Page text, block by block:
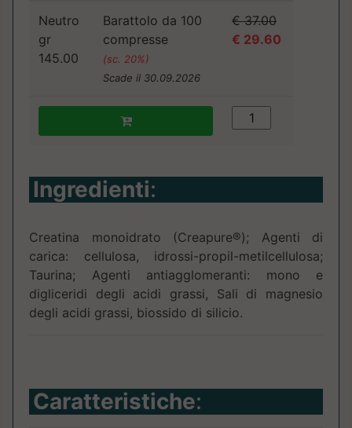
Neutro
gr
145.00
Barattolo da 100
compresse
(sc. 20%)
Scade il 30.09.2026
€ 37.00
€ 29.60
Ingredienti:
Creatina monoidrato (Creapure®); Agenti di
carica: cellulosa, idrossi-propil-metilcellulosa;
Taurina; Agenti antiagglomeranti: mono e
digliceridi degli acidi grassi, Sali di magnesio
degli acidi grassi, biossido di silicio.
Caratteristiche: